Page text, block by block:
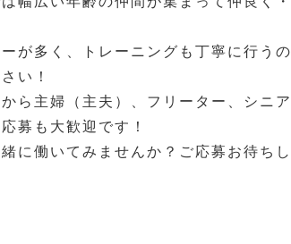
が多く、トレーニングも丁寧に行う
い！
ら主婦（主夫）、フリーター、シニ
募も大歓迎です！
に働いてみませんか？ご応募お待ちし